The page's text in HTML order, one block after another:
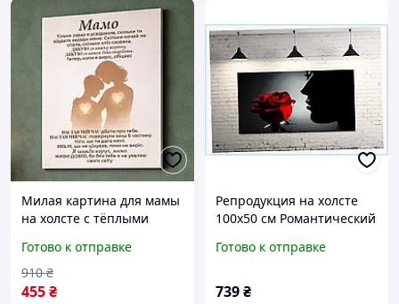
Милая картина для мамы
на холсте с тёплыми
подарок маме от сына,
интерьерный постер для
декора
Готово к отправке
455₴
910 ₴
Репродукция на холсте
100х50 см Романтический
122T5A556
Готово к отправке
739₴